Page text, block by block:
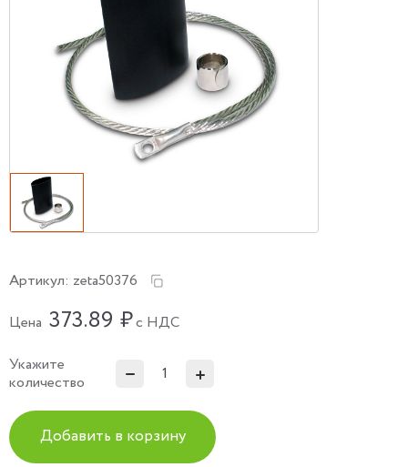
Артикул: zeta50376
Цена 373.89 ₽с НДС
Укажите
количество
Добавить в корзину